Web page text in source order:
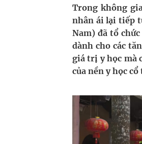
Súp lơ xanh mang đến
Triển khai đồng bộ các
Cách âm nhạc trị liệu
Trong không
nhân ái lại tiếp
Nam) đã tổ
dành cho các
giá trị y học mà
của nền y học